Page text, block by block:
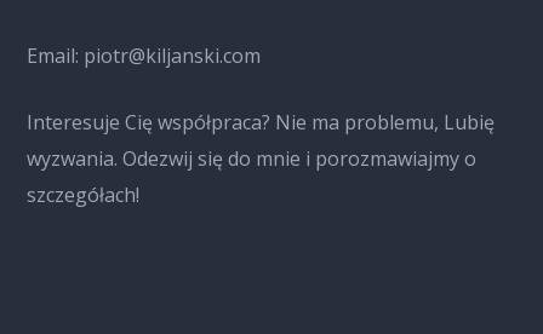
Email: piotr@kiljanski.com
Interesuje Cię współpraca? Nie ma problemu, Lubię
wyzwania. Odezwij się do mnie i porozmawiajmy o
szczegółach!